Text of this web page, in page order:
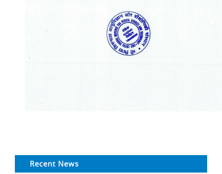
Recent News